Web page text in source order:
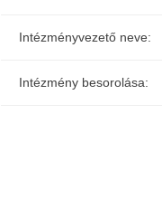
Intézményvezető neve:
Intézmény besorolása: